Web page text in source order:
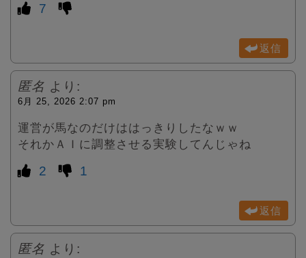
7
返信
匿名 より:
6月 25, 2026 2:07 pm
運営が馬なのだけははっきりしたなｗｗ
それかＡＩに調整させる実験してんじゃね
2 1
返信
匿名 より: